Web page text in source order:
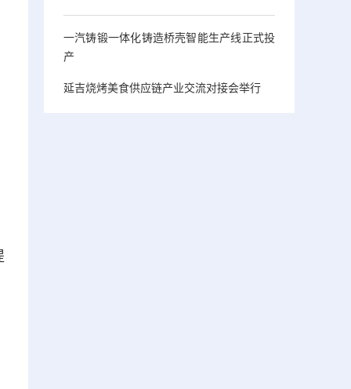
一汽铸锻一体化铸造桥壳智能生产线正式投
产
延吉烧烤美食供应链产业交流对接会举行